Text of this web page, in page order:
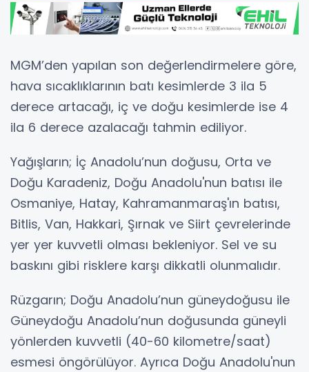
MGM’den yapılan son değerlendirmelere göre,
hava sıcaklıklarının batı kesimlerde 3 ila 5
derece artacağı, iç ve doğu kesimlerde ise 4
ila 6 derece azalacağı tahmin ediliyor.
Yağışların; İç Anadolu’nun doğusu, Orta ve
Doğu Karadeniz, Doğu Anadolu'nun batısı ile
Osmaniye, Hatay, Kahramanmaraş'ın batısı,
Bitlis, Van, Hakkari, Şırnak ve Siirt çevrelerinde
yer yer kuvvetli olması bekleniyor. Sel ve su
baskını gibi risklere karşı dikkatli olunmalıdır.
Rüzgarın; Doğu Anadolu’nun güneydoğusu ile
Güneydoğu Anadolu’nun doğusunda güneyli
yönlerden kuvvetli (40-60 kilometre/saat)
esmesi öngörülüyor. Ayrıca Doğu Anadolu'nun